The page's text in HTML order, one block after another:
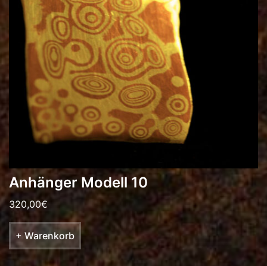
Anhänger Modell 10
320,00€
+ Warenkorb